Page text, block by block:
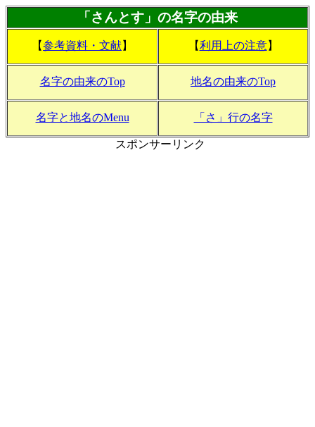
「さんとす」の名字の由来
【参考資料・文献】 【利用上の注意】
名字の由来のTop 地名の由来のTop
名字と地名のMenu 「さ」行の名字
スポンサーリンク